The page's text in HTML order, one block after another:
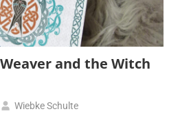
and the Witch
Wiebke Schulte